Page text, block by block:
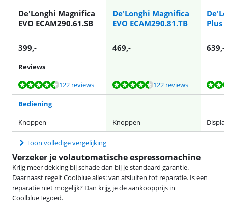
De'Longhi Magnifica
EVO ECAM290.61.SB
De'Longhi Magnifica
EVO ECAM290.81.TB
Plus
399,- 469,- 639,-
Reviews
Beoordeling is 8,7 van de 10, gebaseerd op 122 reviews.
122 reviews
Beoordeling is 8,7 van de 10, gebaseerd op 122 reviews.122 reviews
Beoordeling is 8,5 van de 10, gebaseerd op 29 reviews.
Beoordeling is 9,2 van de 10, gebaseerd op 74 reviews.
Beoordeling is 8,7 van de 10, gebaseerd op 122 reviews.
Bediening
Knoppen
Knoppen
Toon volledige vergelijking
Verzeker je volautomatische espressomachine
Krijg meer dekking bij schade dan bij je standaard garantie.
Daarnaast regelt Coolblue alles: van afsluiten tot reparatie. Is een
reparatie niet mogelijk? Dan krijg je de aankoopprijs in
CoolblueTegoed.